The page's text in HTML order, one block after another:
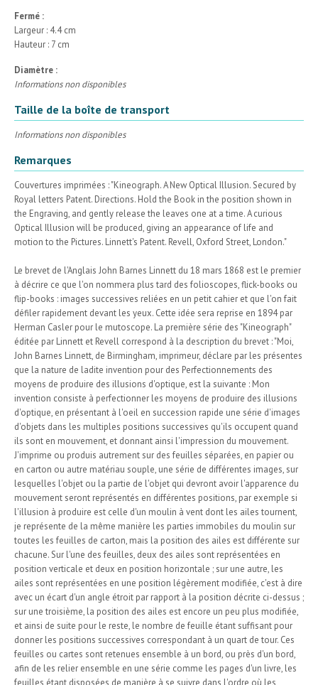
Fermé :
Largeur : 4.4 cm
Hauteur : 7 cm
Diamètre :
Informations non disponibles
Taille de la boîte de transport
Informations non disponibles
Remarques
Couvertures imprimées : "Kineograph. A New Optical Illusion. Secured by
Royal letters Patent. Directions. Hold the Book in the position shown in
the Engraving, and gently release the leaves one at a time. A curious
Optical Illusion will be produced, giving an appearance of life and
motion to the Pictures. Linnett's Patent. Revell, Oxford Street, London."
Le brevet de l'Anglais John Barnes Linnett du 18 mars 1868 est le premier
à décrire ce que l'on nommera plus tard des folioscopes, flick-books ou
flip-books : images successives reliées en un petit cahier et que l'on fait
défiler rapidement devant les yeux. Cette idée sera reprise en 1894 par
Herman Casler pour le mutoscope. La première série des "Kineograph"
éditée par Linnett et Revell correspond à la description du brevet : "Moi,
John Barnes Linnett, de Birmingham, imprimeur, déclare par les présentes
que la nature de ladite invention pour des Perfectionnements des
moyens de produire des illusions d'optique, est la suivante : Mon
invention consiste à perfectionner les moyens de produire des illusions
d'optique, en présentant à l'oeil en succession rapide une série d'images
d'objets dans les multiples positions successives qu'ils occupent quand
ils sont en mouvement, et donnant ainsi l'impression du mouvement.
J'imprime ou produis autrement sur des feuilles séparées, en papier ou
en carton ou autre matériau souple, une série de différentes images, sur
lesquelles l'objet ou la partie de l'objet qui devront avoir l'apparence du
mouvement seront représentés en différentes positions, par exemple si
l'illusion à produire est celle d'un moulin à vent dont les ailes tournent,
je représente de la même manière les parties immobiles du moulin sur
toutes les feuilles de carton, mais la position des ailes est différente sur
chacune. Sur l'une des feuilles, deux des ailes sont représentées en
position verticale et deux en position horizontale ; sur une autre, les
ailes sont représentées en une position légèrement modifiée, c'est à dire
avec un écart d'un angle étroit par rapport à la position décrite ci-dessus ;
sur une troisième, la position des ailes est encore un peu plus modifiée,
et ainsi de suite pour le reste, le nombre de feuille étant suffisant pour
donner les positions successives correspondant à un quart de tour. Ces
feuilles ou cartes sont retenues ensemble à un bord, ou près d'un bord,
afin de les relier ensemble en une série comme les pages d'un livre, les
feuilles étant disposées de manière à se suivre dans l'ordre où les